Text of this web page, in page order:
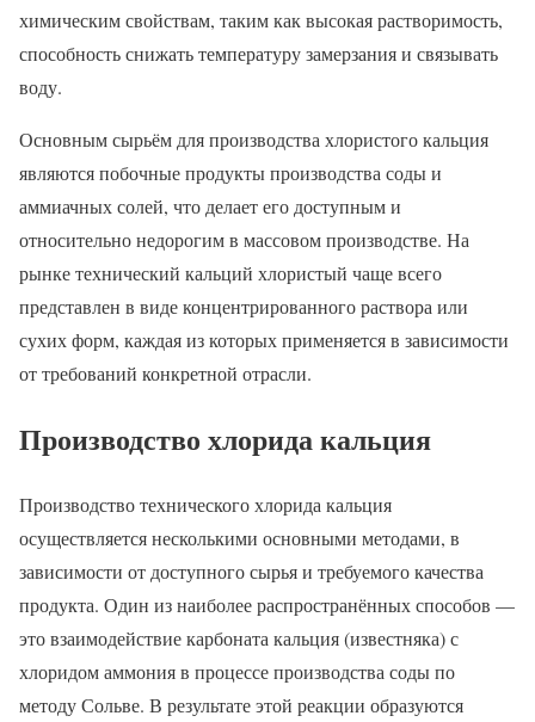
химическим свойствам, таким как высокая растворимость,
способность снижать температуру замерзания и связывать
воду.
Основным сырьём для производства хлористого кальция
являются побочные продукты производства соды и
аммиачных солей, что делает его доступным и
относительно недорогим в массовом производстве. На
рынке технический кальций хлористый чаще всего
представлен в виде концентрированного раствора или
сухих форм, каждая из которых применяется в зависимости
от требований конкретной отрасли.
Производство хлорида кальция
Производство технического хлорида кальция
осуществляется несколькими основными методами, в
зависимости от доступного сырья и требуемого качества
продукта. Один из наиболее распространённых способов —
это взаимодействие карбоната кальция (известняка) с
хлоридом аммония в процессе производства соды по
методу Сольве. В результате этой реакции образуются